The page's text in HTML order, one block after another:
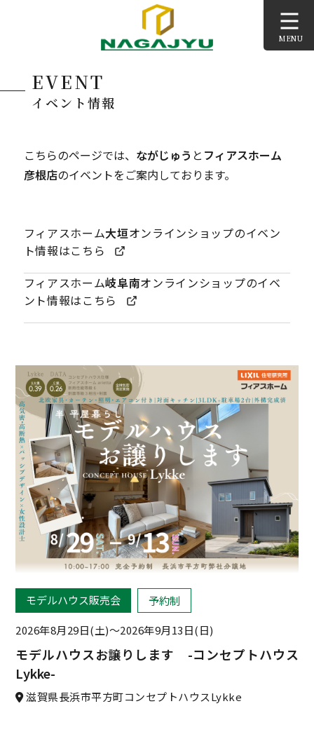
MENU
EVENT
イベント情報
こちらのページでは、 ながじゅう と フィアスホーム
彦根店のイベントをご案内しております。
フィアスホーム大垣オンラインショップのイベン
ト情報はこちら
フィアスホーム岐阜南オンラインショップのイベ
ント情報はこちら
モデルハウス販売会
予約制
2026年8月29日(土)〜2026年9月13日(日)
モデルハウスお譲りします -コンセプトハウス
Lykke-
滋賀県長浜市平方町コンセプトハウスLykke